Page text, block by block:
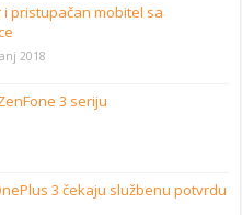
i pristupačan mobitel sa
2018
3 seriju
3 čekaju službenu potvrdu